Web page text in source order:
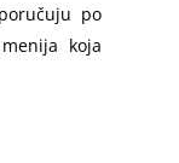
po
koja